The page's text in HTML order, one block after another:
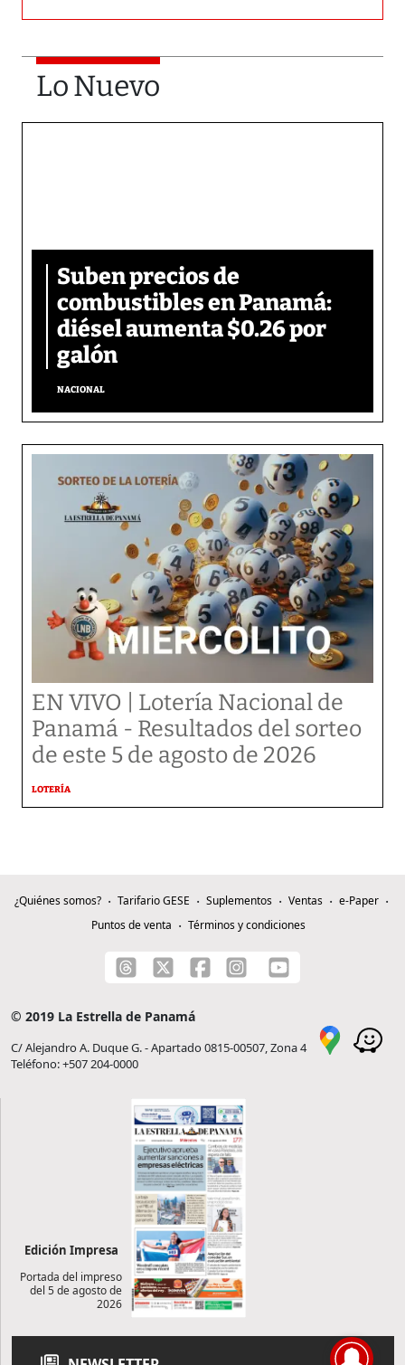
Lo Nuevo
Suben precios de
combustibles en Panamá:
diésel aumenta $0.26 por
galón
NACIONAL
EN VIVO | Lotería Nacional de
Panamá - Resultados del sorteo
de este 5 de agosto de 2026
LOTERÍA
¿Quiénes somos? Tarifario GESE Suplementos Ventas
e-Paper
Puntos de venta
Términos y condiciones
© 2019 La Estrella de Panamá
C/ Alejandro A. Duque G. - Apartado 0815-00507, Zona 4
Teléfono: +507 204-0000
Edición Impresa
Portada del impreso
del 5 de agosto de
2026